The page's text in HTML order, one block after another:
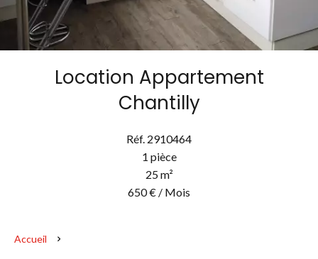
Location Appartement
Chantilly
Réf. 2910464
1 pièce
25 m²
650 € / Mois
Accueil